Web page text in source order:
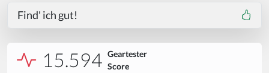
Find' ich gut!
15.594 Geartester
Score